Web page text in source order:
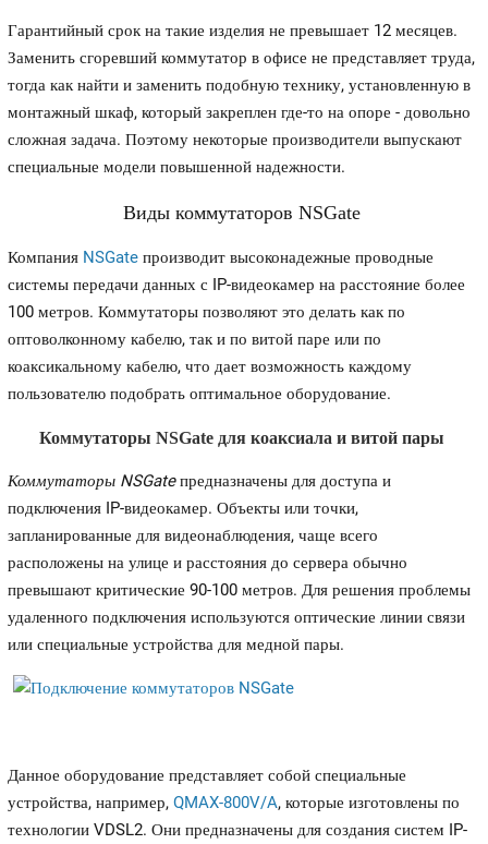
Гарантийный срок на такие изделия не превышает 12 месяцев.
Заменить сгоревший коммутатор в офисе не представляет труда,
тогда как найти и заменить подобную технику, установленную в
монтажный шкаф, который закреплен где-то на опоре - довольно
сложная задача. Поэтому некоторые производители выпускают
специальные модели повышенной надежности.
Виды коммутаторов NSGate
Компания NSGate производит высоконадежные проводные
системы передачи данных с IP-видеокамер на расстояние более
100 метров. Коммутаторы позволяют это делать как по
оптоволконному кабелю, так и по витой паре или по
коаксикальному кабелю, что дает возможность каждому
пользователю подобрать оптимальное оборудование.
Коммутаторы NSGate для коаксиала и витой пары
Коммутаторы NSGateпредназначены для доступа и
подключения IP-видеокамер. Объекты или точки,
запланированные для видеонаблюдения, чаще всего
расположены на улице и расстояния до сервера обычно
превышают критические 90-100 метров. Для решения проблемы
удаленного подключения используются оптические линии связи
или специальные устройства для медной пары.
Данное оборудование представляет собой специальные
устройства, например,QMAX-800V/A, которые изготовлены по
технологии VDSL2. Они предназначены для создания систем IP-